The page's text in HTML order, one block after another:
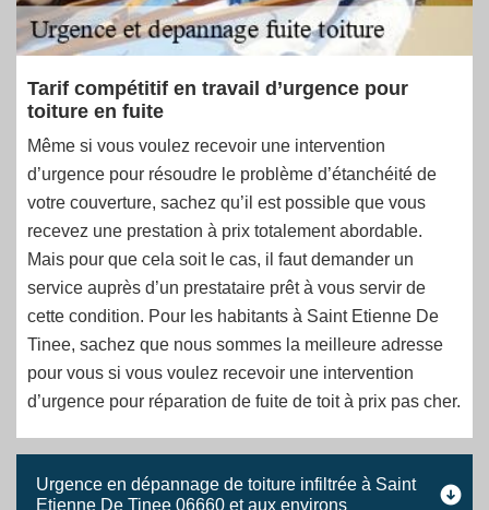
Tarif compétitif en travail d’urgence pour
toiture en fuite
Même si vous voulez recevoir une intervention
d’urgence pour résoudre le problème d’étanchéité de
votre couverture, sachez qu’il est possible que vous
recevez une prestation à prix totalement abordable.
Mais pour que cela soit le cas, il faut demander un
service auprès d’un prestataire prêt à vous servir de
cette condition. Pour les habitants à Saint Etienne De
Tinee, sachez que nous sommes la meilleure adresse
pour vous si vous voulez recevoir une intervention
d’urgence pour réparation de fuite de toit à prix pas cher.
Urgence en dépannage de toiture infiltrée à Saint
Etienne De Tinee 06660 et aux environs